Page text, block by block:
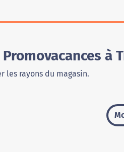
à
les rayons du magasin.